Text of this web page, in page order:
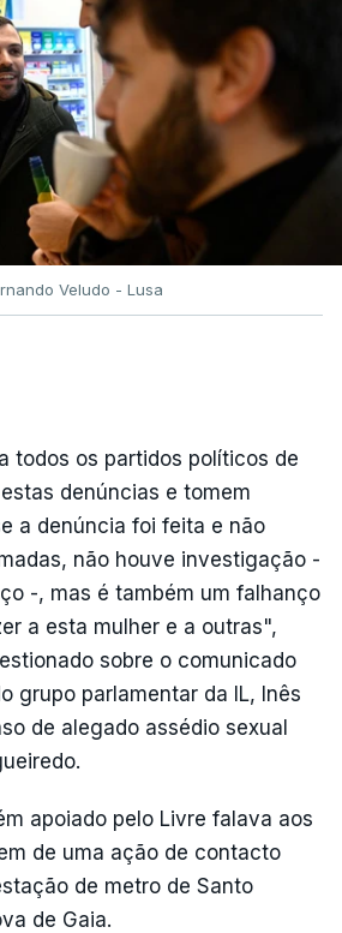
Veludo - Lusa
todos os partidos políticos de
denúncias e tomem
a denúncia foi feita e não
não houve investigação -
-, mas é também um falhanço
a esta mulher e a outras",
sobre o comunicado
grupo parlamentar da IL, Inês
de alegado assédio sexual
apoiado pelo Livre falava aos
de uma ação de contacto
de metro de Santo
de Gaia.